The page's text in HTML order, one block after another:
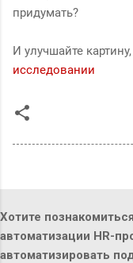
придумать?
И улучшайте
исследовании
Хотите
автоматизации HR-
автоматизировать